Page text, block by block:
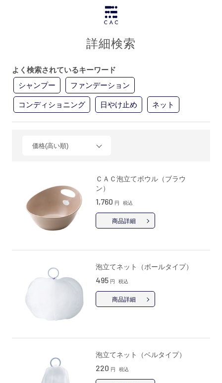
詳細検索
よく検索されているキーワード
シャンプー
ファンデーション
コンディショニング 日やけ止め ネット
価格(高い順)
ＣＡＣ泡立てボウル（ブラウ
ン）
1,760 円 税込
商品詳細
泡立てネット（ボールタイプ）
495 円 税込
商品詳細
泡立てネット（ベルタイプ）
220 円 税込